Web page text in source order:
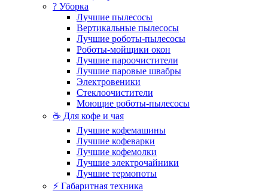
? Уборка
Лучшие пылесосы
Вертикальные пылесосы
Лучшие роботы-пылесосы
Роботы-мойщики окон
Лучшие пароочистители
Лучшие паровые швабры
Электровеники
Стеклоочистители
Моющие роботы-пылесосы
☕ Для кофе и чая
Лучшие кофемашины
Лучшие кофеварки
Лучшие кофемолки
Лучшие электрочайники
Лучшие термопоты
⚡ Габаритная техника